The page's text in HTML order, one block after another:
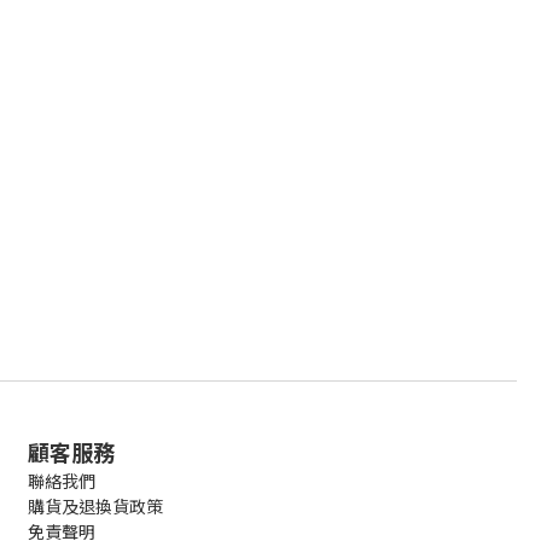
顧客服務
聯絡我們
購貨及退換貨政策
免責聲明